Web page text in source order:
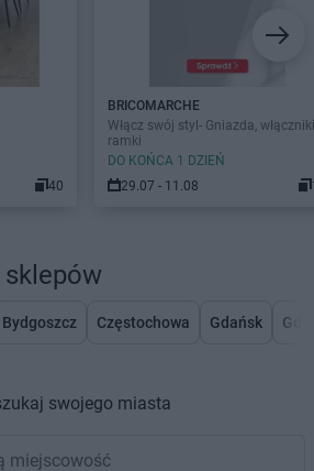
40
BRICOMARCHE
Włącz swój styl- Gniazda,
ramki
DO KOŃCA 1 DZIEŃ
29.07 - 11.08
Bydgoszcz Częstochowa Gdańsk
swojego miasta